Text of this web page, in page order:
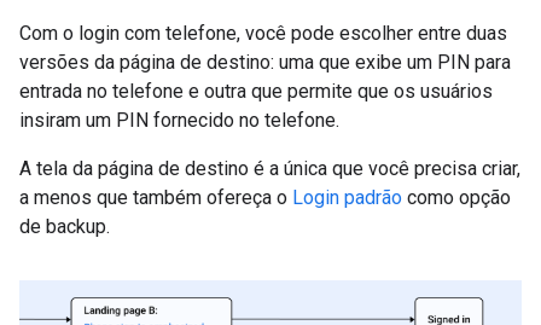
Com o login com telefone, você pode escolher entre duas
versões da página de destino: uma que exibe um PIN para
entrada no telefone e outra que permite que os usuários
insiram um PIN fornecido no telefone.
A tela da página de destino é a única que você precisa criar,
a menos que também ofereça o Login padrão como opção
de backup.